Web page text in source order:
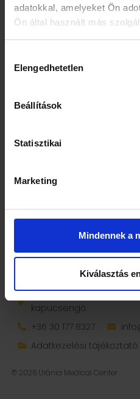
adatokkal, amelyeket Ön
Ön által használt más
kiválasztása
Elengedhetetlen
Beállítások
Statisztikai
Marketing
Mindennek a
Kiválasztás
1088 Budapest, Rákóczi
kapucsengő
+36 30 177 8327
Adatkezelési tájékoztató
© 2026 Uránia Medical Center